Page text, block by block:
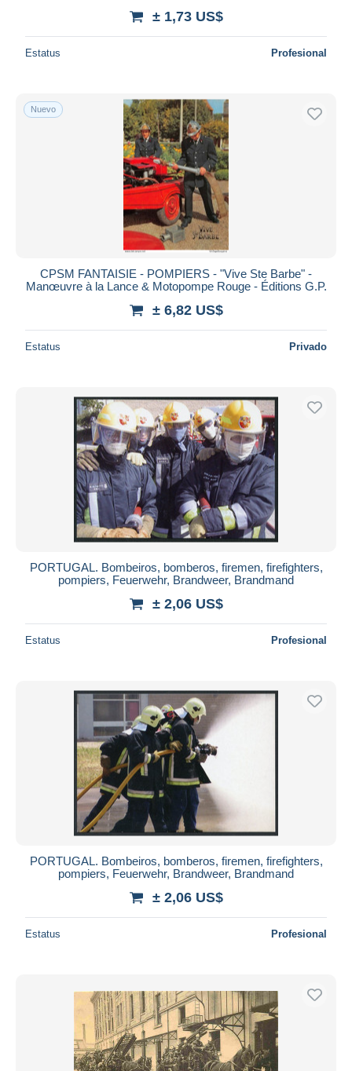
± 1,73 US$
Estatus Profesional
Nuevo
CPSM FANTAISIE - POMPIERS - "Vive Ste Barbe" -
Manœuvre à la Lance & Motopompe Rouge - Éditions G.P.
± 6,82 US$
Estatus Privado
PORTUGAL. Bombeiros, bomberos, firemen, firefighters,
pompiers, Feuerwehr, Brandweer, Brandmand
± 2,06 US$
Estatus Profesional
PORTUGAL. Bombeiros, bomberos, firemen, firefighters,
pompiers, Feuerwehr, Brandweer, Brandmand
± 2,06 US$
Estatus Profesional